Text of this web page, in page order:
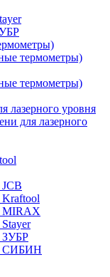
термометры)
термометры)
лазерного уровня
для лазерного
Kraftool
MIRAX
ЗУБР
СИБИН